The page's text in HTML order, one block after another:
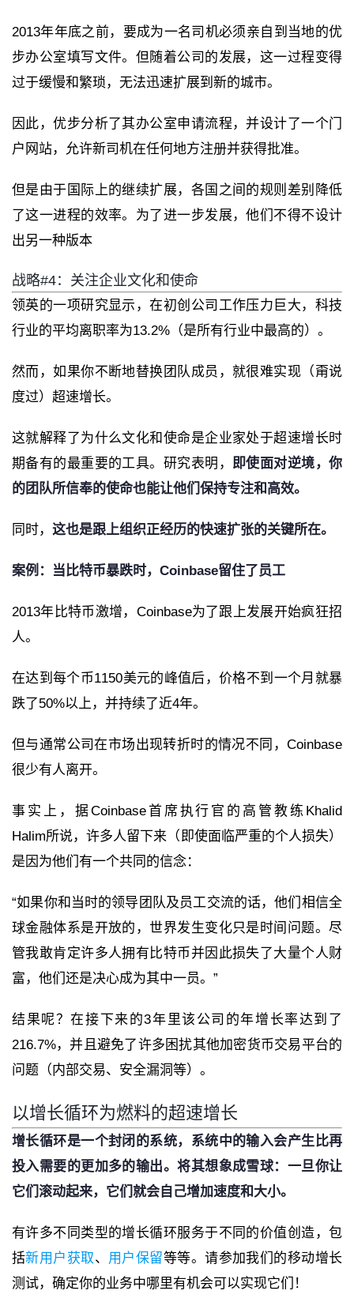
2013年年底之前，要成为一名司机必须亲自到当地的优
步办公室填写文件。但随着公司的发展，这一过程变得
过于缓慢和繁琐，无法迅速扩展到新的城市。
因此，优步分析了其办公室申请流程，并设计了一个门
户网站，允许新司机在任何地方注册并获得批准。
但是由于国际上的继续扩展，各国之间的规则差别降低
了这一进程的效率。为了进一步发展，他们不得不设计
出另一种版本
战略#4：关注企业文化和使命
领英的一项研究显示，在初创公司工作压力巨大，科技
行业的平均离职率为13.2%（是所有行业中最高的）。
然而，如果你不断地替换团队成员，就很难实现（甭说
度过）超速增长。
这就解释了为什么文化和使命是企业家处于超速增长时
期备有的最重要的工具。研究表明，
即使面对逆境，你
的团队所信奉的使命也能让他们保持专注和高效。
同时， 这也是跟上组织正经历的快速扩张的关键所在。
案例：当比特币暴跌时，Coinbase留住了员工
2013年比特币激增，Coinbase为了跟上发展开始疯狂招
人。
在达到每个币1150美元的峰值后，价格不到一个月就暴
跌了50%以上，并持续了近4年。
但与通常公司在市场出现转折时的情况不同，Coinbase
很少有人离开。
事实上，据Coinbase首席执行官的高管教练Khalid
Halim所说，许多人留下来（即使面临严重的个人损失）
是因为他们有一个共同的信念：
“如果你和当时的领导团队及员工交流的话，他们相信全
球金融体系是开放的，世界发生变化只是时间问题。尽
管我敢肯定许多人拥有比特币并因此损失了大量个人财
富，他们还是决心成为其中一员。”
结果呢？在接下来的3年里该公司的年增长率达到了
216.7%，并且避免了许多困扰其他加密货币交易平台的
问题（内部交易、安全漏洞等）。
以增长循环为燃料的超速增长
增长循环是一个封闭的系统，系统中的输入会产生比再
投入需要的更加多的输出。将其想象成雪球：一旦你让
它们滚动起来，它们就会自己增加速度和大小。
有许多不同类型的增长循环服务于不同的价值创造，包
括新用户获取、 用户保留等等。请参加我们的移动增长
测试，确定你的业务中哪里有机会可以实现它们！